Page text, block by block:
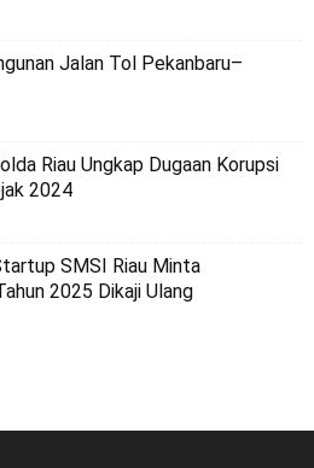
Jalan Tol Pekanbaru–
Riau Ungkap Dugaan Korupsi
2024
SMSI Riau Minta
2025 Dikaji Ulang